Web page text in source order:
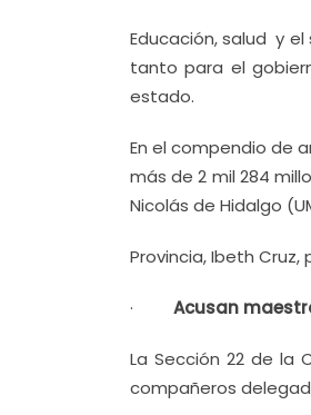
Educación, salud y
tanto para el
estado.
En el compendio de
más de 2 mil 284
Nicolás de Hidalgo
Provincia, Ibeth Cruz,
· Acusan
La Sección 22 de la
compañeros